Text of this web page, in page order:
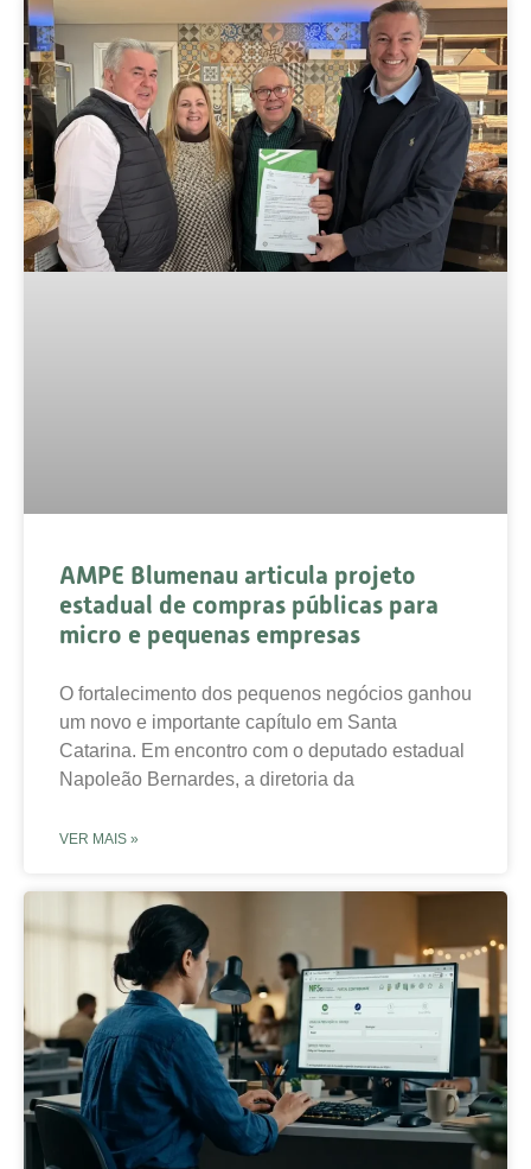
AMPE Blumenau articula projeto
estadual de compras públicas para
micro e pequenas empresas
O fortalecimento dos pequenos negócios ganhou
um novo e importante capítulo em Santa
Catarina. Em encontro com o deputado estadual
Napoleão Bernardes, a diretoria da
VER MAIS »